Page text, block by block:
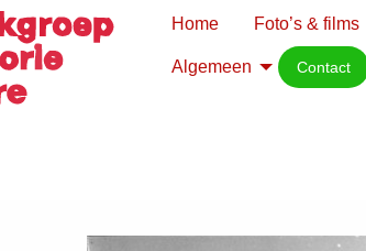
Home Foto’s & films
Algemeen Contact